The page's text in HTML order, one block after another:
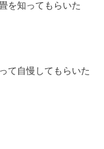
を知ってもらいた
て自慢してもらいた